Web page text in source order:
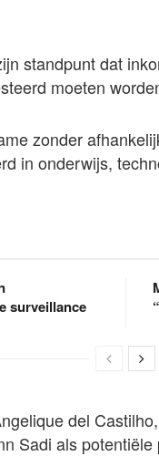
standpunt dat
moeten
zonder
in onderwijs,
surveillance
del
Sadi als